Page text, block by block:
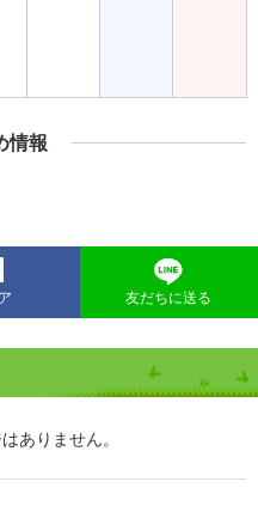
情報
友だちに送る
ありません。